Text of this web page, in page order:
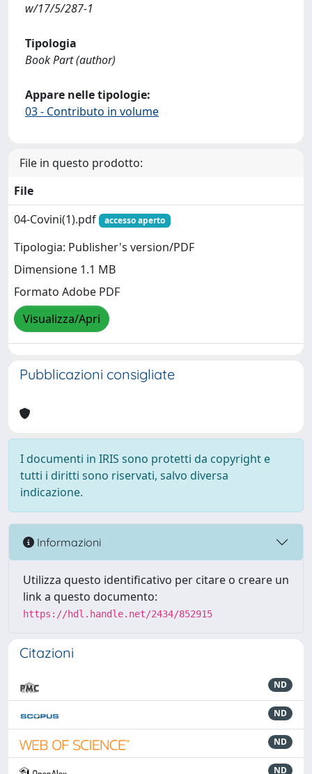
w/17/5/287-1
Tipologia
Book Part (author)
Appare nelle tipologie:
03 - Contributo in volume
File in questo prodotto:
File
04-Covini(1).pdf
accesso aperto
Tipologia: Publisher's version/PDF
Dimensione 1.1 MB
Formato Adobe PDF
Visualizza/Apri
Pubblicazioni consigliate
I documenti in IRIS sono protetti da copyright e
tutti i diritti sono riservati, salvo diversa
indicazione.
Informazioni
Utilizza questo identificativo per citare o creare un
link a questo documento:
https://hdl.handle.net/2434/852915
Citazioni
ND
ND
ND
ND